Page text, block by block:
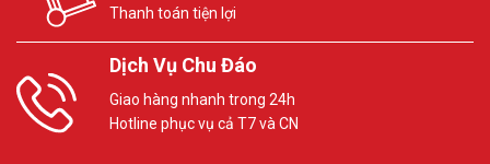
Thanh toán tiện lợi
Dịch Vụ Chu Đáo
Giao hàng nhanh trong 24h
Hotline phục vụ cả T7 và CN